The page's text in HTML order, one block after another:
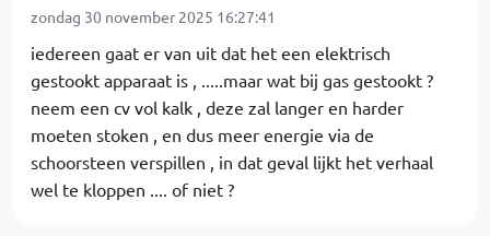
zondag 30 november 2025 16:27:41
iedereen gaat er van uit dat het een elektrisch
gestookt apparaat is , .....maar wat bij gas gestookt ?
neem een cv vol kalk , deze zal langer en harder
moeten stoken , en dus meer energie via de
schoorsteen verspillen , in dat geval lijkt het verhaal
wel te kloppen .... of niet ?